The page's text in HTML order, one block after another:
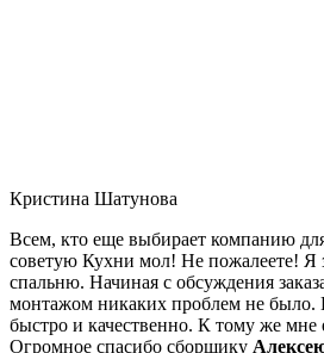
Кристина Шатунова
Всем, кто еще выбирает компанию
советую Кухни мол! Не пожалеете! Я
спальню. Начиная с обсуждения
монтажом никаких проблем не было.
быстро и качественно. К тому же мне
Огромное спасибо сборщику